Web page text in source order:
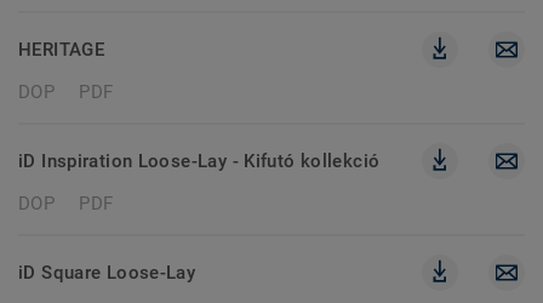
HERITAGE
DOP
PDF
iD Inspiration Loose-Lay - Kifutó kollekció
DOP
PDF
iD Square Loose-Lay